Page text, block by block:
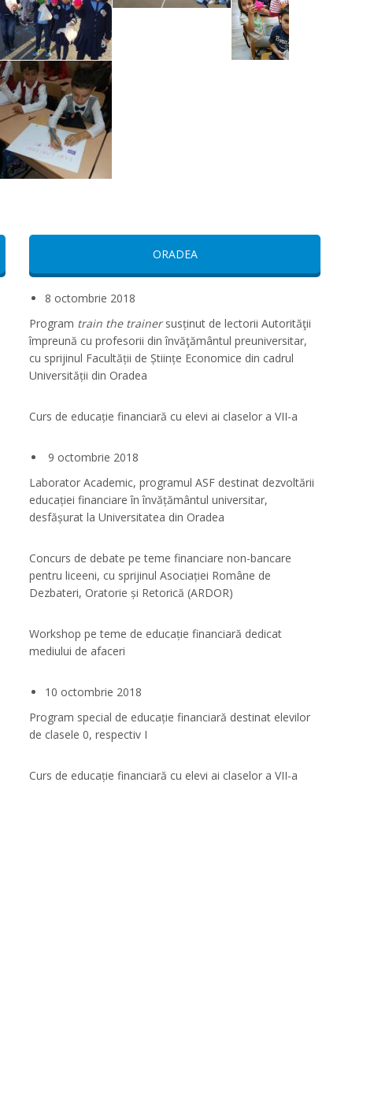
ORADEA
8 octombrie 2018
Program train the trainersusținut de lectorii Autorităţii
împreună cu profesorii din învăţământul preuniversitar,
cu sprijinul Facultății de Științe Economice din cadrul
Universității din Oradea
Curs de educație financiară cu elevi ai claselor a VII-a
9 octombrie 2018
Laborator Academic, programul ASF destinat dezvoltării
educației financiare în învățământul universitar,
desfășurat la Universitatea din Oradea
Concurs de debate pe teme financiare non-bancare
pentru liceeni, cu sprijinul Asociației Române de
Dezbateri, Oratorie și Retorică (ARDOR)
Workshop pe teme de educație financiară dedicat
mediului de afaceri
10 octombrie 2018
Program special de educație financiară destinat elevilor
de clasele 0, respectiv I
Curs de educație financiară cu elevi ai claselor a VII-a